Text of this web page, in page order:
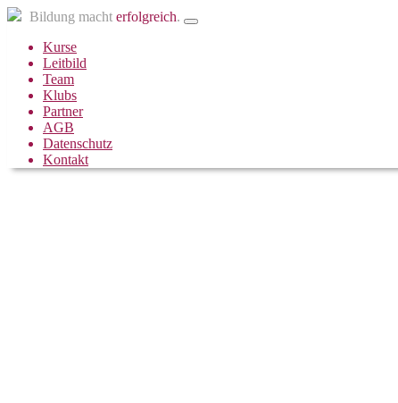
Bildung macht erfolgreich.
Kurse
Leitbild
Team
Klubs
Partner
AGB
Datenschutz
Kontakt